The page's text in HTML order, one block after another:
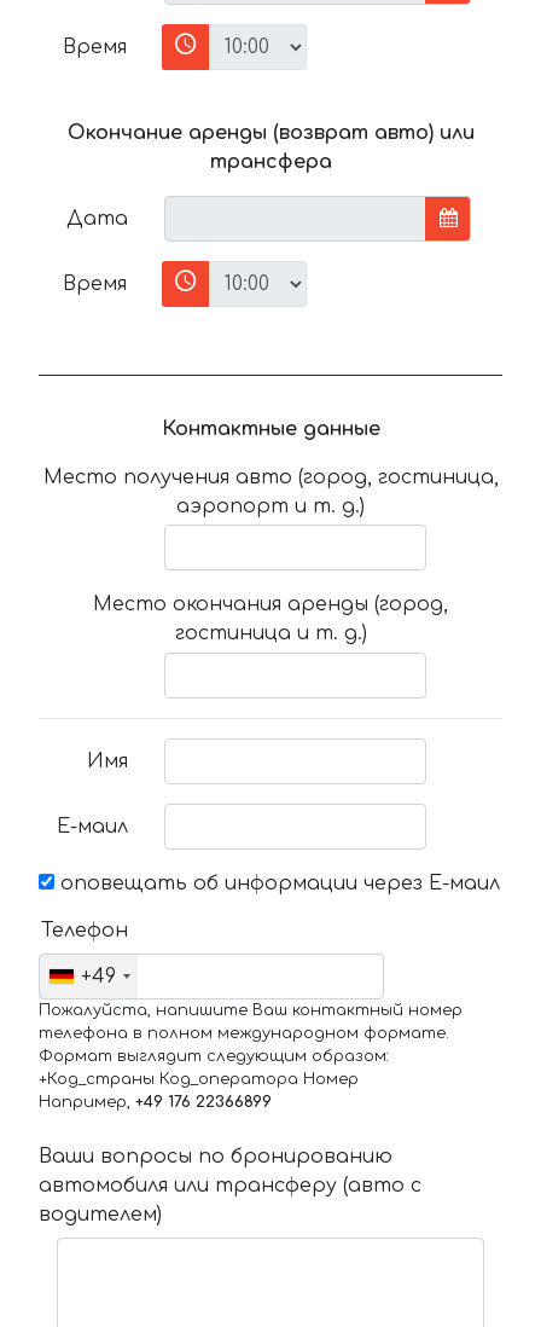
Время
Окончание аренды (возврат авто) или
трансфера
Дата
Время
Контактные данные
Место получения авто (город, гостиница,
аэропорт и т. д.)
Место окончания аренды (город,
гостиница и т. д.)
Имя
Е-маил
оповещать об информации через Е-маил
Телефон
+49
Пожалуйста, напишите Ваш контактный номер
телефона в полном международном формате.
Формат выглядит следующим образом:
+Код_страны Код_оператора Номер
Например, +49 176 22366899
Ваши вопросы по бронированию
автомобиля или трансферу (авто с
водителем)